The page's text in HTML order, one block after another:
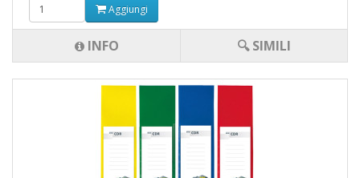
Aggiungi
INFO 🔍 SIMILI